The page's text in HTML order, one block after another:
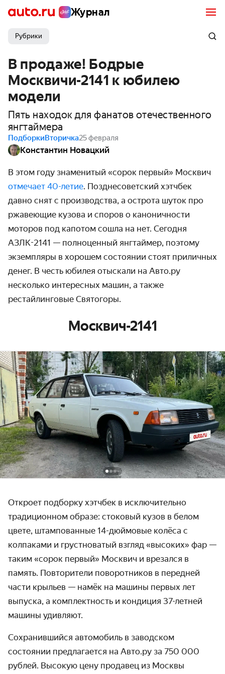
Журнал
Рубрики
В продаже! Бодрые
Москвичи-2141 к юбилею
модели
Пять находок для фанатов отечественного
янгтаймера
ПодборкиВторичка25 февраля
Константин Новацкий
В этом году знаменитый «сорок первый» Москвич
отмечает 40-летие. Позднесоветский хэтчбек
давно снят с производства, а острота шуток про
ржавеющие кузова и споров о каноничности
моторов под капотом сошла на нет. Сегодня
АЗЛК-2141 — полноценный янгтаймер, поэтому
экземпляры в хорошем состоянии стоят приличных
денег. В честь юбилея отыскали на Авто.ру
несколько интересных машин, а также
рестайлинговые Святогоры.
Москвич-2141
Откроет подборку хэтчбек в исключительно
традиционном образе: стоковый кузов в белом
цвете, штампованные 14-дюймовые колёса с
колпаками и грустноватый взгляд «высоких» фар —
таким «сорок первый» Москвич и врезался в
память. Повторители поворотников в передней
части крыльев — намёк на машины первых лет
выпуска, а комплектность и кондиция 37-летней
машины удивляют.
Сохранившийся автомобиль в заводском
состоянии предлагается на Авто.ру за 750 000
рублей. Высокую цену продавец из Москвы